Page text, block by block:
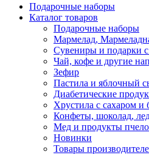
Подарочные наборы
Каталог товаров
Подарочные наборы
Мармелад,
Сувениры и подарки
Чай, кофе и другие
Зефир
Пастила и яблочный
Диабетические
Хрустила с сахаром и
Конфеты, шоколад,
Мед и продукты
Новинки
Товары